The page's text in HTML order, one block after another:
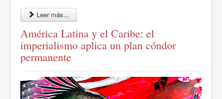
Leer más...
América Latina y el Caribe: el
imperialismo aplica un plan cóndor
permanente